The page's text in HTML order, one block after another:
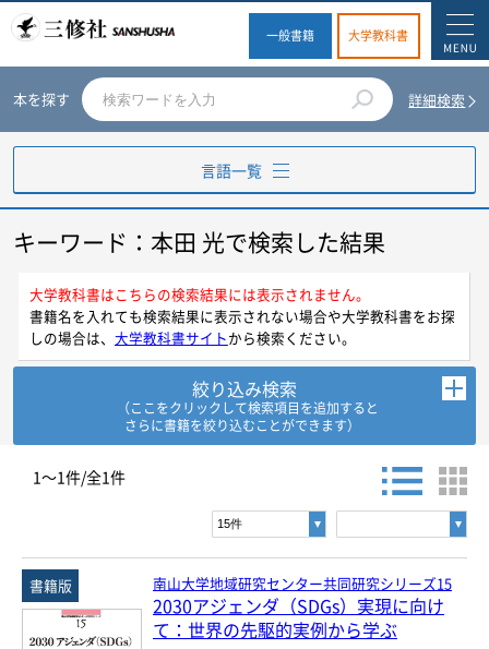
一般書籍 大学教科書
本を探す 詳細検索
言語一覧
英語
ドイツ語
フランス語
韓国・朝鮮語
キーワード：本田 光で検索した結果
大学教科書はこちらの検索結果には表示されません。
書籍名を入れても検索結果に表示されない場合や大学教科書をお探
しの場合は、 大学教科書サイトから検索ください。
絞り込み検索
（ここをクリックして検索項目を追加すると
さらに書籍を絞り込むことができます）
書名・著者名などの各複数条件で検索できます。
情報を入力、選択後検索ボタンを押してください。
キーワード
書 名
1～1件/全1件
南山大学地域研究センター共同研究シリーズ15
2030アジェンダ（SDGs）実現に向け
て：世界の先駆的実例から学ぶ
書籍版